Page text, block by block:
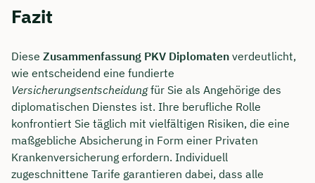
Fazit
Diese Zusammenfassung PKV Diplomaten verdeutlicht,
wie entscheidend eine fundierte
Versicherungsentscheidungfür Sie als Angehörige des
diplomatischen Dienstes ist. Ihre berufliche Rolle
konfrontiert Sie täglich mit vielfältigen Risiken, die eine
maßgebliche Absicherung in Form einer Privaten
Krankenversicherung erfordern. Individuell
zugeschnittene Tarife garantieren dabei, dass alle